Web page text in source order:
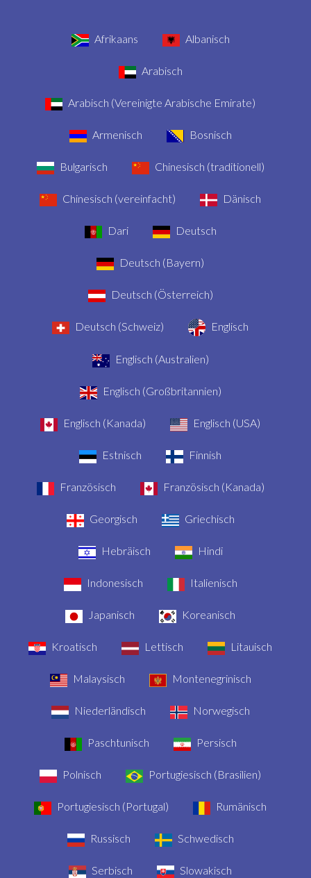
Afrikaans Albanisch
Arabisch
Arabisch (Vereinigte Arabische Emirate)
Armenisch Bosnisch
Bulgarisch Chinesisch (traditionell)
Chinesisch (vereinfacht) Dänisch
Dari Deutsch
Deutsch (Bayern)
Deutsch (Österreich)
Deutsch (Schweiz) Englisch
Englisch (Australien)
Englisch (Großbritannien)
Englisch (Kanada) Englisch (USA)
Estnisch Finnish
Französisch Französisch (Kanada)
Georgisch Griechisch
Hebräisch Hindi
Indonesisch Italienisch
Japanisch Koreanisch
Kroatisch Lettisch Litauisch
Malaysisch Montenegrinisch
Niederländisch Norwegisch
Paschtunisch Persisch
Polnisch Portugiesisch (Brasilien)
Portugiesisch (Portugal) Rumänisch
Russisch Schwedisch
Serbisch Slowakisch